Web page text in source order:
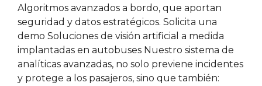
Algoritmos avanzados a bordo, que aportan
seguridad y datos estratégicos. Solicita una
demo Soluciones de visión artificial a medida
implantadas en autobuses Nuestro sistema de
analíticas avanzadas, no solo previene incidentes
y protege a los pasajeros, sino que también: